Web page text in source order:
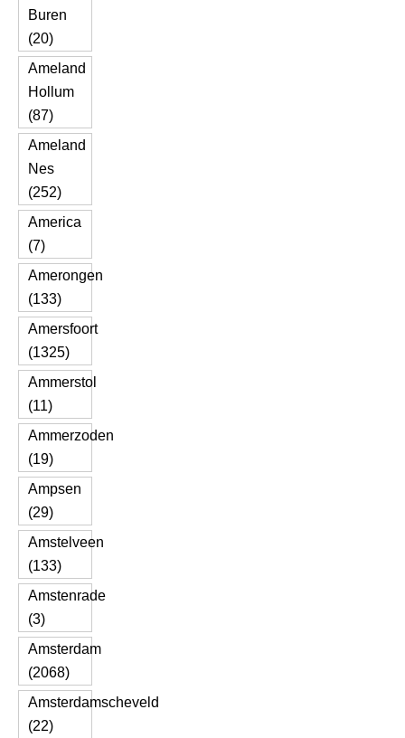
Buren
(20)
Ameland
Hollum
(87)
Ameland
Nes
(252)
America
(7)
Amerongen
(133)
Amersfoort
(1325)
Ammerstol
(11)
Ammerzoden
(19)
Ampsen
(29)
Amstelveen
(133)
Amstenrade
(3)
Amsterdam
(2068)
Amsterdamscheveld
(22)